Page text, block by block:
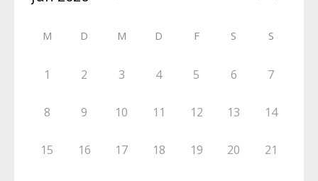
M D M D F S S
1 2 3 4 5 6 7
8 9 10 11 12 13 14
15 16 17 18 19 20 21